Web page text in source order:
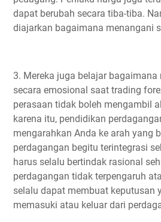
dapat berubah secara tiba-tiba.
diajarkan bagaimana menangani
3. Mereka juga belajar
secara emosional saat trading
perasaan tidak boleh mengambil
karena itu, pendidikan
mengarahkan Anda ke arah yang
perdagangan begitu terintegrasi
harus selalu bertindak rasional
perdagangan tidak terpengaruh
selalu dapat membuat keputusan
memasuki atau keluar dari